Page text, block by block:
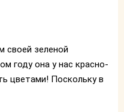
своей зеленой
году она у нас красно-
цветами! Поскольку в